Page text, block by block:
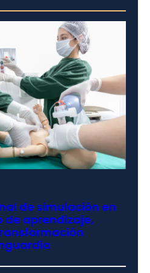
de simulación en
de aprendizaje,